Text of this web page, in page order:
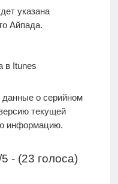
указана
Айпада.
о серийном
текущей
информацию.
- (23 голоса)